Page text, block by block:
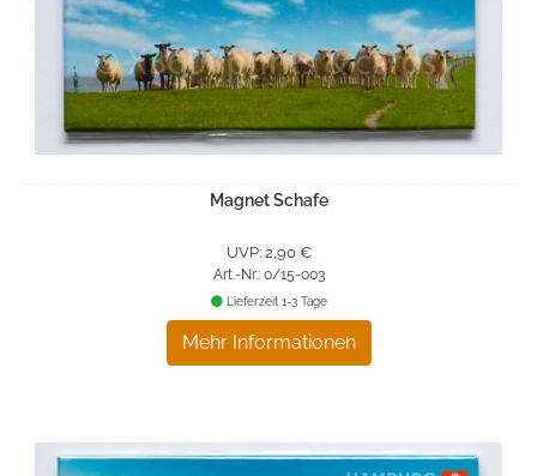
Magnet Schafe
UVP: 2,90 €
Art.-Nr.: 0/15-003
Mehr Informationen
Lieferzeit 1-3 Tage